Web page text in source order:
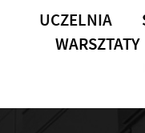
UCZELNIA
WARSZTATY